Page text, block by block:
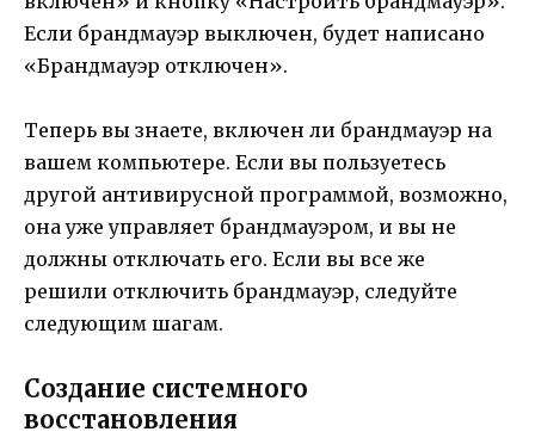
Если брандмауэр выключен, будет написано
«Брандмауэр отключен».
Теперь вы знаете, включен ли брандмауэр на
вашем компьютере. Если вы пользуетесь
другой антивирусной программой, возможно,
она уже управляет брандмауэром, и вы не
должны отключать его. Если вы все же
решили отключить брандмауэр, следуйте
следующим шагам.
Создание системного
восстановления